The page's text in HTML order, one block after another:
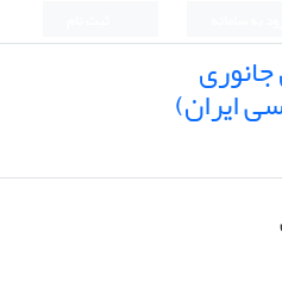
ایران)